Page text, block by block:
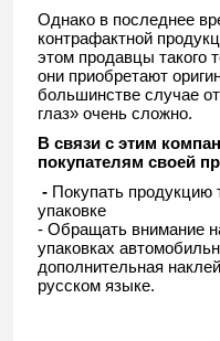
Однако в последнее
контрафактной
этом продавцы такого
они приобретают
большинстве случае
глаз» очень сложно.
В связи с этим
покупателям своей
- Покупать продукцию
упаковке
- Обращать внимание
упаковках
дополнительная
русском языке.